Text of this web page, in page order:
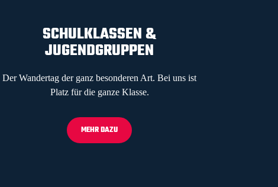
SCHULKLASSEN &
JUGENDGRUPPEN
Der Wandertag der ganz besonderen Art. Bei uns ist
Platz für die ganze Klasse.
MEHR DAZU